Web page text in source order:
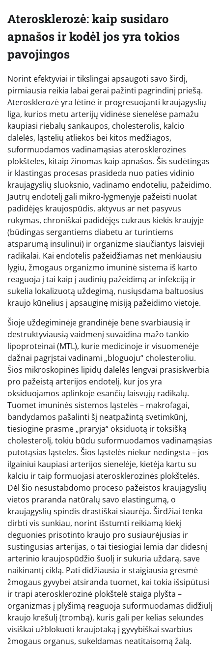
Aterosklerozė: kaip susidaro
apnašos ir kodėl jos yra tokios
pavojingos
Norint efektyviai ir tikslingai apsaugoti savo širdį,
pirmiausia reikia labai gerai pažinti pagrindinį priešą.
Aterosklerozė yra lėtinė ir progresuojanti kraujagyslių
liga, kurios metu arterijų vidinėse sienelėse pamažu
kaupiasi riebalų sankaupos, cholesterolis, kalcio
dalelės, ląstelių atliekos bei kitos medžiagos,
suformuodamos vadinamąsias aterosklerozines
plokšteles, kitaip žinomas kaip apnašos. Šis sudėtingas
ir klastingas procesas prasideda nuo paties vidinio
kraujagyslių sluoksnio, vadinamo endoteliu, pažeidimo.
Jautrų endotelį gali mikro-lygmenyje pažeisti nuolat
padidėjęs kraujospūdis, aktyvus ar net pasyvus
rūkymas, chroniškai padidėjęs cukraus kiekis kraujyje
(būdingas sergantiems diabetu ar turintiems
atsparumą insulinui) ir organizme siaučiantys laisvieji
radikalai. Kai endotelis pažeidžiamas net menkiausiu
lygiu, žmogaus organizmo imuninė sistema iš karto
reaguoja į tai kaip į audinių pažeidimą ar infekciją ir
sukelia lokalizuotą uždegimą, nusiųsdama baltuosius
kraujo kūnelius į apsauginę misiją pažeidimo vietoje.
Šioje uždegiminėje grandinėje bene svarbiausią ir
destruktyviausią vaidmenį suvaidina mažo tankio
lipoproteinai (MTL), kurie medicinoje ir visuomenėje
dažnai pagrįstai vadinami „bloguoju“ cholesteroliu.
Šios mikroskopinės lipidų dalelės lengvai prasiskverbia
pro pažeistą arterijos endotelį, kur jos yra
oksiduojamos aplinkoje esančių laisvųjų radikalų.
Tuomet imuninės sistemos ląstelės – makrofagai,
bandydamos pašalinti šį neatpažintą svetimkūnį,
tiesiogine prasme „praryja“ oksiduotą ir toksišką
cholesterolį, tokiu būdu suformuodamos vadinamąsias
putotąsias ląsteles. Šios ląstelės niekur nedingsta – jos
ilgainiui kaupiasi arterijos sienelėje, kietėja kartu su
kalciu ir taip formuojasi aterosklerozinės plokštelės.
Dėl šio nesustabdomo proceso pažeistos kraujagyslių
vietos praranda natūralų savo elastingumą, o
kraujagyslių spindis drastiškai siaurėja. Širdžiai tenka
dirbti vis sunkiau, norint išstumti reikiamą kiekį
deguonies prisotinto kraujo pro susiaurėjusias ir
sustingusias arterijas, o tai tiesiogiai lemia dar didesnį
arterinio kraujospūdžio šuolį ir sukuria uždarą, save
naikinantį ciklą. Pati didžiausia ir staigiausia grėsmė
žmogaus gyvybei atsiranda tuomet, kai tokia išsipūtusi
ir trapi aterosklerozinė plokštelė staiga plyšta –
organizmas į plyšimą reaguoja suformuodamas didžiulį
kraujo krešulį (trombą), kuris gali per kelias sekundes
visiškai užblokuoti kraujotaką į gyvybiškai svarbius
žmogaus organus, sukeldamas neatitaisomą žalą.